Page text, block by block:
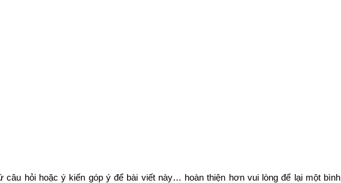
câu hỏi hoặc ý kiến góp ý để bài viết này… hoàn thiện hơn vui lòng để lại một bình